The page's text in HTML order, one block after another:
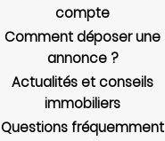
compte
Comment déposer une
annonce ?
Actualités et conseils
immobiliers
Questions fréquemment